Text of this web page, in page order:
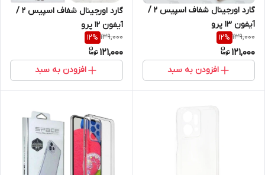
گارد اورجینال شفاف اسپیس 2 /
آیفون 13 پرو
139,000
12%
121,000
افزودن به سبد
گارد اورجینال شفاف اسپیس 2 /
آیفون 12 پرو
139,000
12%
121,000
افزودن به سبد